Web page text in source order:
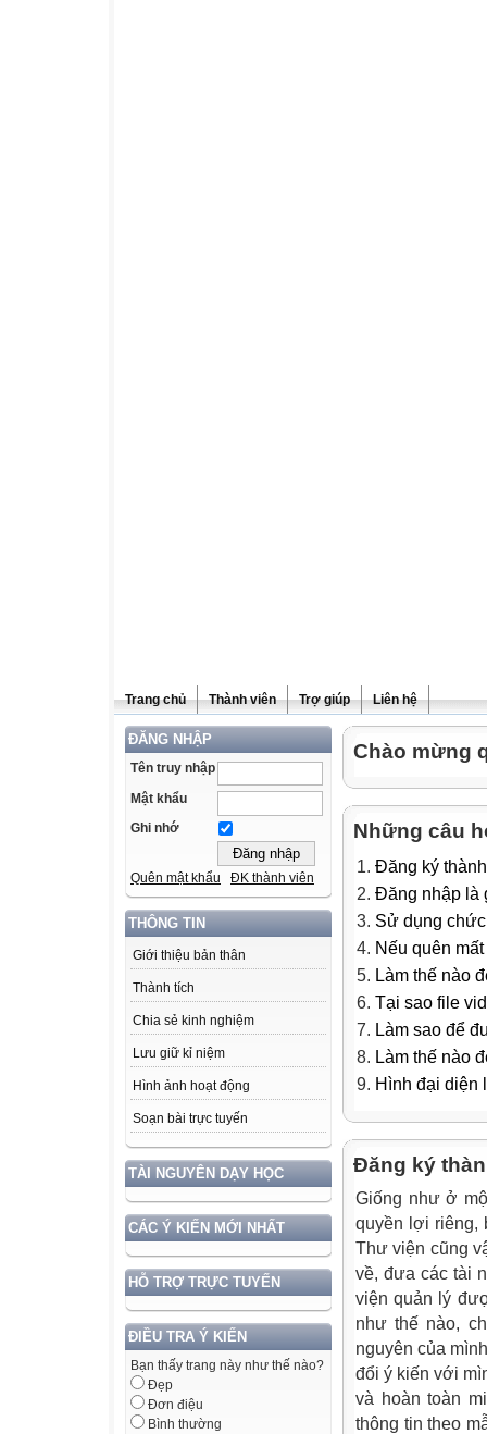
Trang chủ Thành viên Trợ giúp Liên hệ
ĐĂNG NHẬP
Tên truy nhập
Mật khẩu
Ghi nhớ
Quên mật khẩu ĐK thành viên
THÔNG TIN
Giới thiệu bản thân
Thành tích
Chia sẻ kinh nghiệm
Lưu giữ kỉ niệm
Hình ảnh hoạt động
Soạn bài trực tuyến
TÀI NGUYÊN DẠY HỌC
CÁC Ý KIẾN MỚI NHẤT
HỖ TRỢ TRỰC TUYẾN
ĐIỀU TRA Ý KIẾN
Bạn thấy trang này như thế nào?
Đẹp
Đơn điệu
Bình thường
Chào mừng
Những câu
Đăng ký
Đăng nhập là
Sử dụng
Nếu quên
Làm thế nào
Tại sao file
Làm sao để
Làm thế nào
Hình đại diện
Đăng ký
Giống như ở
quyền lợi riêng,
Thư viện cũng
về, đưa các tài
viện quản lý
như thế nào,
nguyên của
đổi ý kiến với
và hoàn toàn
thông tin theo